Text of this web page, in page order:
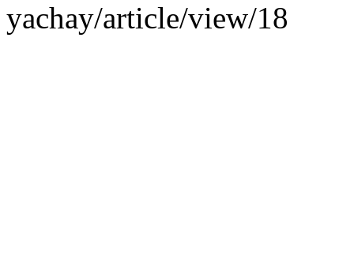
yachay/article/view/18